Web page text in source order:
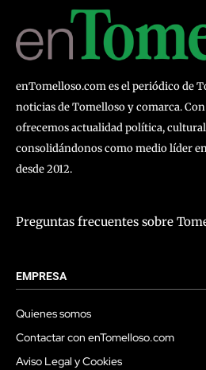
enTomelloso.com es el periódico de
noticias de Tomelloso y comarca.
ofrecemos actualidad política,
consolidándonos como medio líder
desde 2012.
Preguntas frecuentes sobre
EMPRESA
Quienes somos
Contactar con enTomelloso.com
Aviso Legal y Cookies